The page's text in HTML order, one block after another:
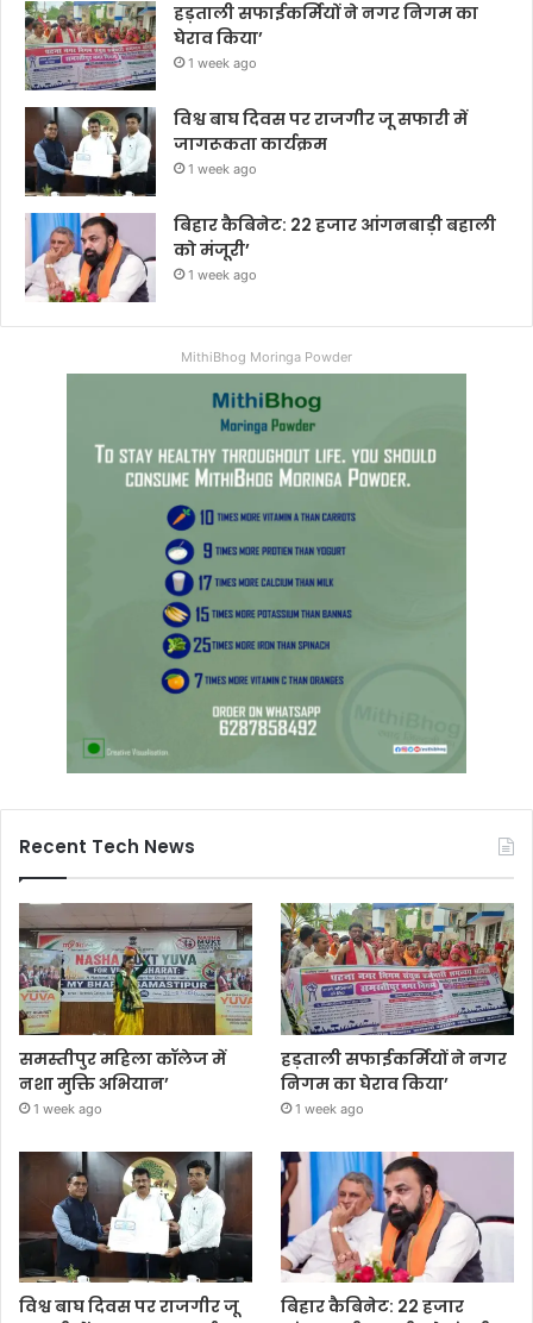
हड़ताली सफाईकर्मियों ने नगर निगम का
घेराव किया’
1 week ago
विश्व बाघ दिवस पर राजगीर जू सफारी में
जागरूकता कार्यक्रम
1 week ago
बिहार कैबिनेट: 22 हजार आंगनबाड़ी बहाली
को मंजूरी’
1 week ago
MithiBhog Moringa Powder
Recent Tech News
समस्तीपुर महिला कॉलेज में
नशा मुक्ति अभियान’
1 week ago
हड़ताली सफाईकर्मियों ने नगर
निगम का घेराव किया’
1 week ago
विश्व बाघ दिवस पर राजगीर जू
बिहार कैबिनेट: 22 हजार